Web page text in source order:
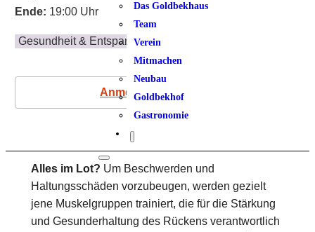
Das Goldbekhaus
Team
Verein
Mitmachen
Neubau
Goldbekhof
Gastronomie
Ende: 19:00 Uhr
Gesundheit & Entspannung
Anmeldung
Alles im Lot? Um Beschwerden und
Haltungsschäden vorzubeugen, werden gezielt
jene Muskelgruppen trainiert, die für die Stärkung
und Gesunderhaltung des Rückens verantwortlich